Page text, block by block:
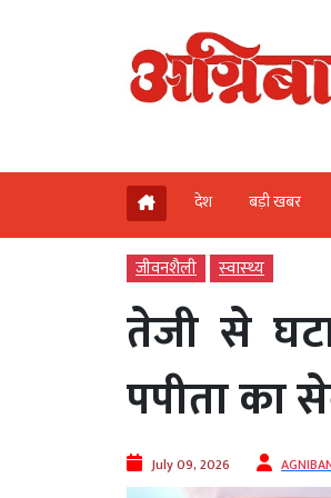
देश बड़ी खबर
जीवनशैली स्‍वास्‍थ्‍य
तेजी से
पपीता का
July 09, 2026